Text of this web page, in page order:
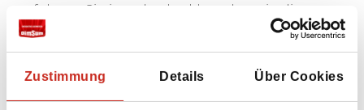
Zustimmung Details Über Cookies
erfahren. Sie ist sehr dankbar, dass sie diese
Chance erhalten hat, und möchte nun
Touristen die birmanische Küche
näherbringen! Zuerst gehen Sie zum lokalen
Markt, wo Sie lernen, welche Zutaten und